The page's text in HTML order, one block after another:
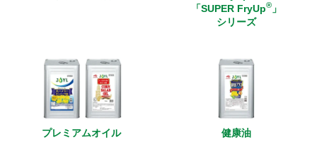
「SUPER FryUp®︎」
シリーズ
プレミアムオイル 健康油